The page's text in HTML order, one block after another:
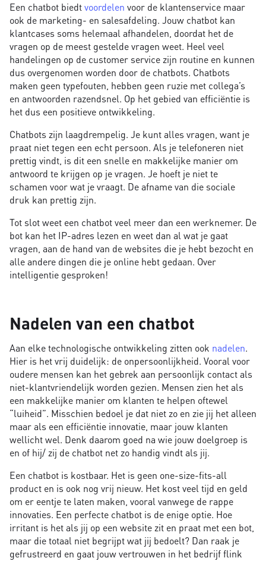
Een chatbot biedtvoordelen voor de klantenservice maar
ook de marketing- en salesafdeling. Jouw chatbot kan
klantcases soms helemaal afhandelen, doordat het de
vragen op de meest gestelde vragen weet. Heel veel
handelingen op de customer service zijn routine en kunnen
dus overgenomen worden door de chatbots. Chatbots
maken geen typefouten, hebben geen ruzie met collega’s
en antwoorden razendsnel. Op het gebied van efficiëntie is
het dus een positieve ontwikkeling.
Chatbots zijn laagdrempelig. Je kunt alles vragen, want je
praat niet tegen een echt persoon. Als je telefoneren niet
prettig vindt, is dit een snelle en makkelijke manier om
antwoord te krijgen op je vragen. Je hoeft je niet te
schamen voor wat je vraagt. De afname van die sociale
druk kan prettig zijn.
Tot slot weet een chatbot veel meer dan een werknemer. De
bot kan het IP-adres lezen en weet dan al wat je gaat
vragen, aan de hand van de websites die je hebt bezocht en
alle andere dingen die je online hebt gedaan. Over
intelligentie gesproken!
Nadelen van een chatbot
Aan elke technologische ontwikkeling zitten ook nadelen.
Hier is het vrij duidelijk: de onpersoonlijkheid. Vooral voor
oudere mensen kan het gebrek aan persoonlijk contact als
niet-klantvriendelijk worden gezien. Mensen zien het als
een makkelijke manier om klanten te helpen oftewel
“luiheid”. Misschien bedoel je dat niet zo en zie jij het alleen
maar als een efficiëntie innovatie, maar jouw klanten
wellicht wel. Denk daarom goed na wie jouw doelgroep is
en of hij/ zij de chatbot net zo handig vindt als jij.
Een chatbot is kostbaar. Het is geen one-size-fits-all
product en is ook nog vrij nieuw. Het kost veel tijd en geld
om er eentje te laten maken, vooral vanwege de rappe
innovaties. Een perfecte chatbot is de enige optie. Hoe
irritant is het als jij op een website zit en praat met een bot,
maar die totaal niet begrijpt wat jij bedoelt? Dan raak je
gefrustreerd en gaat jouw vertrouwen in het bedrijf flink